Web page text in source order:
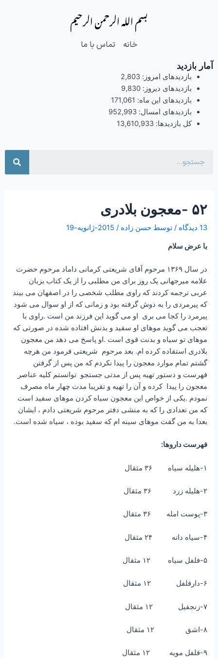
بسم الله الرحمن الرحیم
خانه تماس با ما
آمار بازدید
بازدیدهای امروز: 2,803
بازدیدهای دیروز: 9,830
بازدیدهای این ماه: 171,061
بازدیدهای امسال: 952,993
کل بازدیدها: 13,610,933
۵۲ -معجون بلادری
13 دیدگاه / توسطحسن زاده/ 2015-ژانویه-19
با عرض سلام
در سال ۱۳۶۹ مرحوم آقای شریعتی کرمانی داماد مرحوم حضرت
علامه میرجهانی یک روز برای من مطلبی را از یک کتاب بزبان
عربی ترجمه کردند که راوی مطلب شخصی را در اصفهان می بیند
که پیرمردی را به دوش گرفته بود و زمانی که از او سوال می شود
پیرمرد را کجا می بری او می گوید این فرزند من است .راوی با
تعجب می گوید موهای او سفید و بدنش افتاده شده در صورتی که
موهای تو سیاه و بدنت قوی است .او پاسخ می دهد من معجون
بلادری استفاده کرده ام. بعد مرحوم شریعتی فرمود من هرچه
گشتم تمام موارد معجون را پیدا نکردم که من پس از گرفتن
فهرست و دستور تهیه پس از مدتی جستجو توانستم کلیه عناصر
معجون را پیدا کرده و آن را تهیه و تقریبا مدت چهار ماه مصرف
نمودم .یکی از خواص این معجون سیاه کردن موهای سفید است
که من تعدادی را که به منشی دفتر مرحوم شریعتی دادم ، ایشان
بعدا به من گفت موهای سینه ام که سفید بوده ، سیاه شده است.
فهرست داروها:
۱-هلیله سیاه ۳۶ مثقال
۲-هلیله زرد ۳۶ مثقال
۳-پوست امله ۳۶ مثقال
۴-سیاه دانه ۲۴ مثقال
۵-فلفل سیاه ۱۲ مثقال
۶-دارفلفل ۱۲ مثقال
۷-زنجفیل ۱۲ مثقال
۸-اشق ۱۲ مثقال
۹-فلفل مویه ۱۲ مثقال